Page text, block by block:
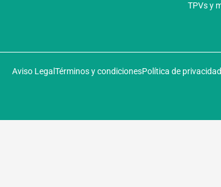
TPVs y
Aviso Legal Términos y condicionesPolítica de privacidad